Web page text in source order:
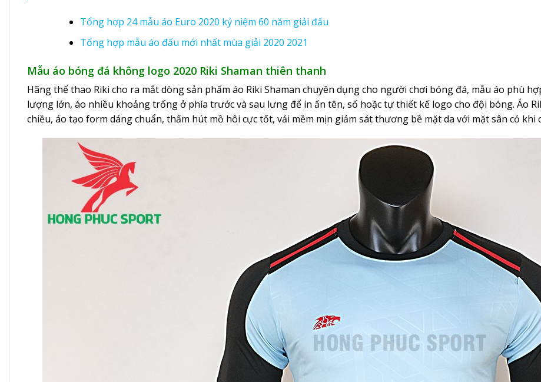
Tổng hợp 24 mẫu áo Euro 2020 kỷ niệm 60 năm giải đấu
Tổng hợp mẫu áo đấu mới nhất mùa giải 2020 2021
Mẫu áo bóng đá không logo 2020 Riki Shaman thiên thanh
Hãng thể thao Riki cho ra mắt dòng sản phẩm áo Riki Shaman chuyên dụng cho người chơi bóng đá, mẫu áo phù
lượng lớn, áo nhiều khoảng trống ở phía trước và sau lưng để in ấn tên, số hoặc tự thiết kế logo cho đội bóng. Áo
chiều, áo tạo form dáng chuẩn, thấm hút mồ hôi cực tốt, vải mềm mịn giảm sát thương bề mặt da với mặt sân cỏ khi